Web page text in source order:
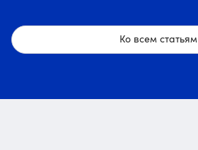
Ко всем статьям